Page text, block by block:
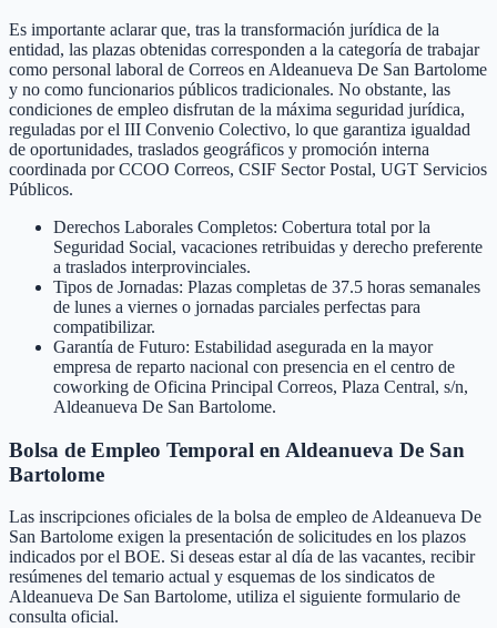
Es importante aclarar que, tras la transformación jurídica de la
entidad, las plazas obtenidas corresponden a la categoría de trabajar
como personal laboral de Correos en Aldeanueva De San Bartolome
y no como funcionarios públicos tradicionales. No obstante, las
condiciones de empleo disfrutan de la máxima seguridad jurídica,
reguladas por el III Convenio Colectivo, lo que garantiza igualdad
de oportunidades, traslados geográficos y promoción interna
coordinada por CCOO Correos, CSIF Sector Postal, UGT Servicios
Públicos.
Derechos Laborales Completos: Cobertura total por la
Seguridad Social, vacaciones retribuidas y derecho preferente
a traslados interprovinciales.
Tipos de Jornadas: Plazas completas de 37.5 horas semanales
de lunes a viernes o jornadas parciales perfectas para
compatibilizar.
Garantía de Futuro: Estabilidad asegurada en la mayor
empresa de reparto nacional con presencia en el centro de
coworking de Oficina Principal Correos, Plaza Central, s/n,
Aldeanueva De San Bartolome.
Bolsa de Empleo Temporal en Aldeanueva De San
Bartolome
Las inscripciones oficiales de la bolsa de empleo deAldeanueva De
San Bartolome exigen la presentación de solicitudes en los plazos
indicados por el BOE. Si deseas estar al día de las vacantes, recibir
resúmenes del temario actual y esquemas de los sindicatos de
Aldeanueva De San Bartolome, utiliza el siguiente formulario de
consulta oficial.